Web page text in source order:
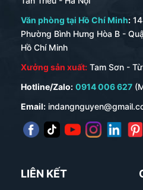
Văn phòng tại Hồ Chí Minh:
Phường Bình Hưng Hòa B -
Hồ Chí Minh
Xưởng sản xuất: Tam Sơn -
Hotline/Zalo: 0914 006 627
Email:
LIÊN KẾT